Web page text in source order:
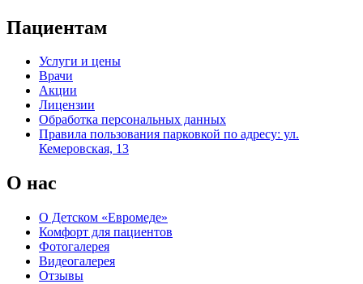
Пациентам
Услуги и цены
Врачи
Акции
Лицензии
Обработка персональных данных
Правила пользования парковкой по адресу: ул.
Кемеровская, 13
О нас
О Детском «Евромеде»
Комфорт для пациентов
Фотогалерея
Видеогалерея
Отзывы